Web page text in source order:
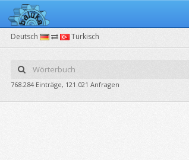
Deutsch Türkisch
768.284 Einträge, 121.021 Anfragen